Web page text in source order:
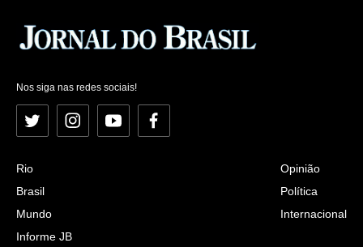
Nos siga nas redes sociais!
Twitter InstagramYouTubeFacebook
Rio
Brasil
Mundo
Informe JB
Opinião
Política
Internacional